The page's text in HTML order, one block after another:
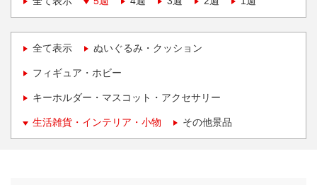
全て表示 ぬいぐるみ・クッション
フィギュア・ホビー
キーホルダー・マスコット・アクセサリー
生活雑貨・インテリア・小物 その他景品